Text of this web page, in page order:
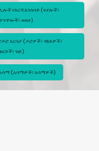
የእርሻ እንስሳት (ፍየሎች፣
ወዘተ)
እርባታ (ዶሮዎች፣ ዳክዬዎች፣
ዝይ)
(አሳማዎች፣ አሳማዎች)